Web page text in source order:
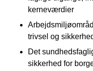
kerneværdier
trivsel og
Det
sikkerhed for